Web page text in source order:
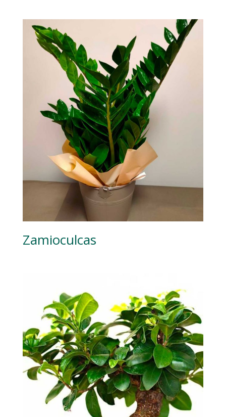
Zamioculcas